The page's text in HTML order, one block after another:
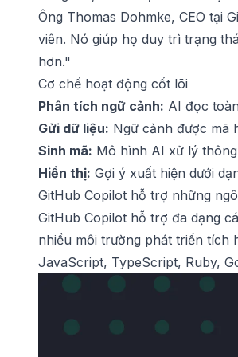
Ông Thomas Dohmke, CEO tại
viên. Nó giúp họ duy trì trạng
hơn."
Cơ chế hoạt động cốt lõi
Phân tích ngữ cảnh: AI đọc
Gửi dữ liệu: Ngữ cảnh được mã
Sinh mã: Mô hình AI xử lý
Hiển thị: Gợi ý xuất hiện dưới
GitHub Copilot hỗ trợ những
GitHub Copilot hỗ trợ đa dạng
nhiều môi trường phát triển tích
JavaScript, TypeScript, Ruby,